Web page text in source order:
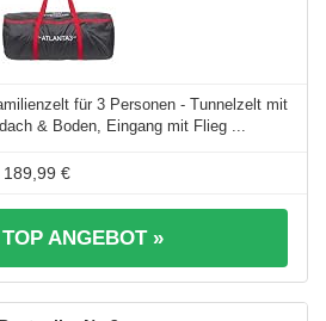
für 3 Personen - Tunnelzelt mit
& Boden, Eingang mit Flieg ...
189,99 €
ANGEBOT »